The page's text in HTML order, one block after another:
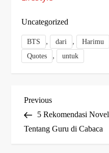
Uncategorized
BTS , dari , Harimu
Quotes , untuk
P
o
Previous
Post
Previous
5 Rekomendasi Novel
Tentang Guru di Cabaca